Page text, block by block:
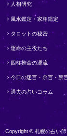
人相研究
風水鑑定・家相鑑定
タロットの秘密
運命の主役たち
四柱推命の源流
今日の迷言・余言・禁
過去の占いコラム
Copyright © 札幌の占い